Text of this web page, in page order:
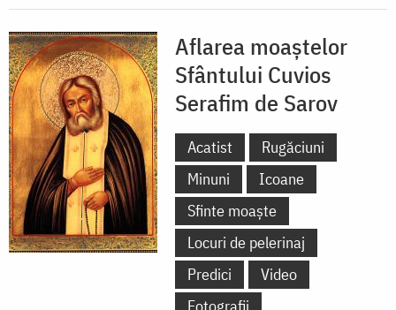
Aflarea moaștelor
Sfântului Cuvios
Serafim de Sarov
Acatist
Rugăciuni
Minuni
Icoane
Sfinte moaște
Locuri de pelerinaj
Predici
Video